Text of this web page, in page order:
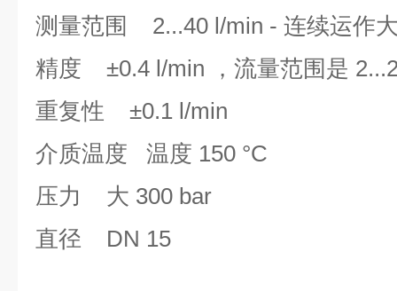
测量范围 2...40 l/min - 连续运作
精度 ±0.4 l/min ，流量范围是
重复性 ±0.1 l/min
介质温度 温度 150 °C
压力 大 300 bar
直径 DN 15